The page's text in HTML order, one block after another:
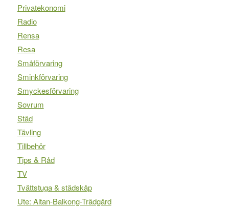
Privatekonomi
Radio
Rensa
Resa
Småförvaring
Sminkförvaring
Smyckesförvaring
Sovrum
Städ
Tävling
Tillbehör
Tips & Råd
TV
Tvättstuga & städskåp
Ute: Altan-Balkong-Trädgård